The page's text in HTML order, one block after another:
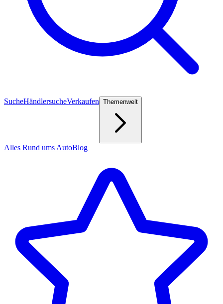
SucheHändlersucheVerkaufen Themenwelt
Alles Rund ums AutoBlog